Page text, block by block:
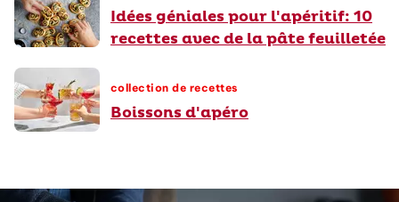
Idées géniales pour l'apéritif: 10
recettes avec de la pâte feuilletée
collection de recettes
Boissons d'apéro